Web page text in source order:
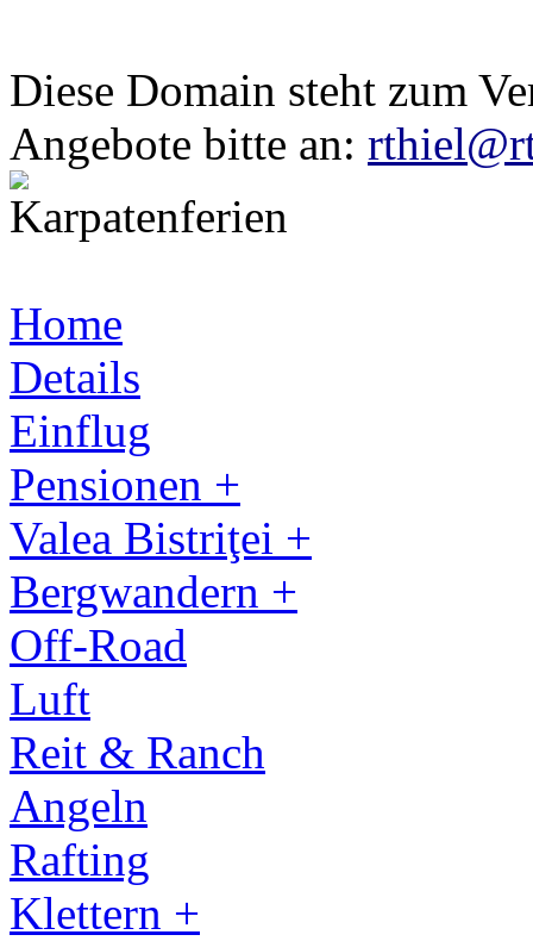
Diese Domain steht zum
Angebote bitte an:
Home
Details
Einflug
Pensionen +
Valea Bistriţei +
Bergwandern +
Off-Road
Luft
Reit & Ranch
Angeln
Rafting
Klettern +